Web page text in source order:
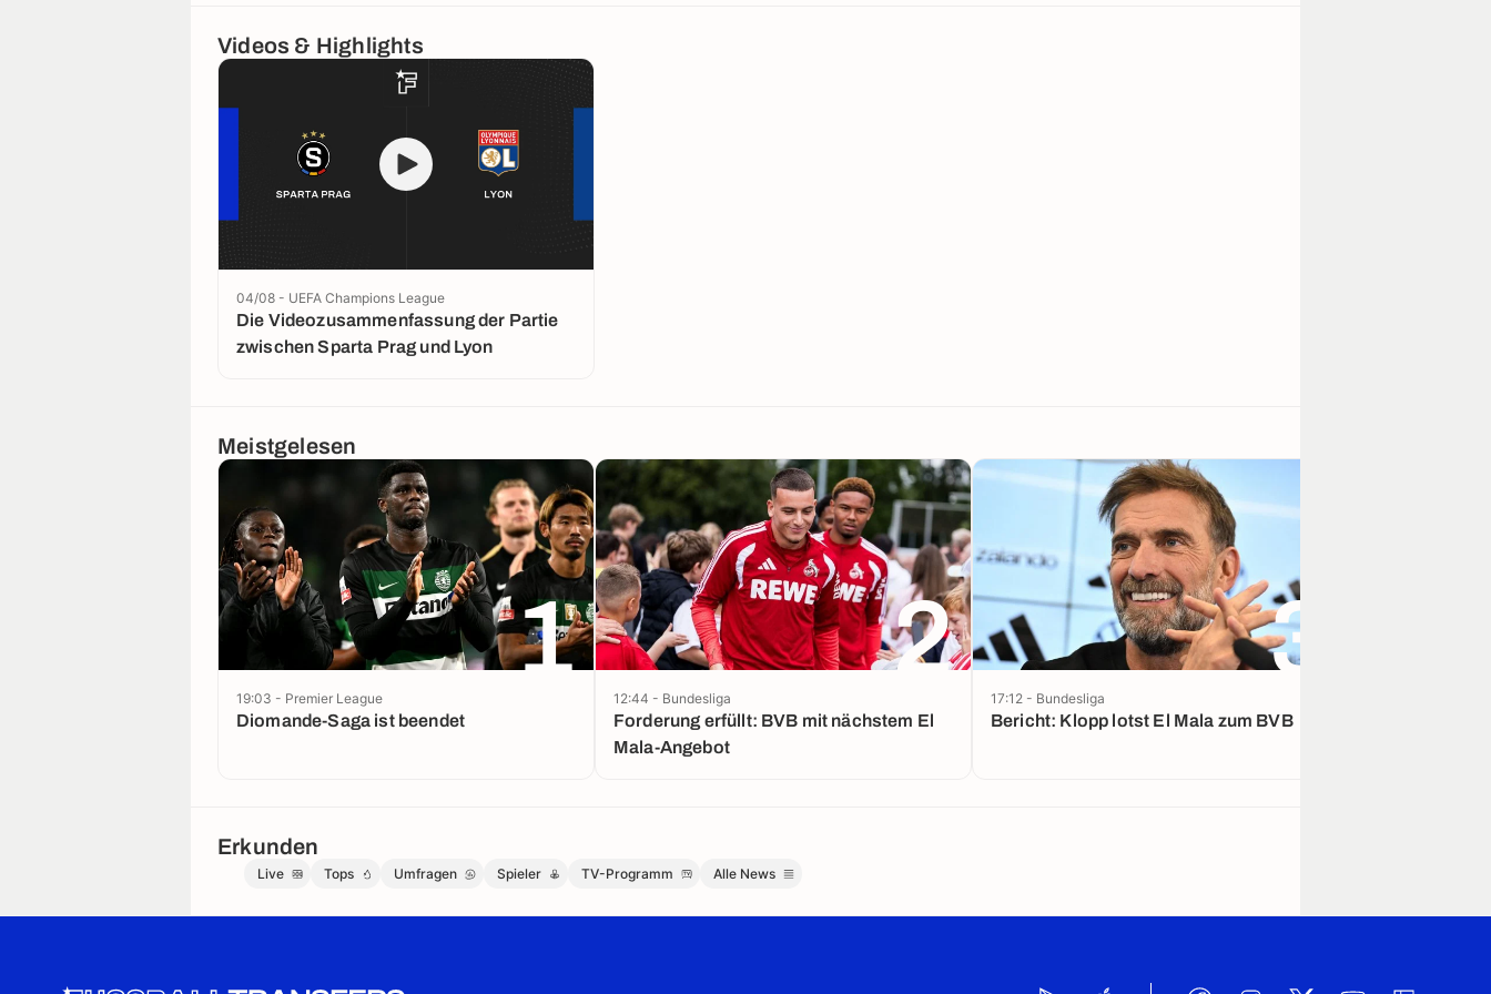
Videos & Highlights
Die Videozusammenfassung der Partie
zwischen Sparta Prag und Lyon
04/08 - UEFA Champions League
Meistgelesen
1
Diomande-Saga ist beendet
19:03 - Premier League
2
Forderung erfüllt: BVB mit nächstem El
Mala-Angebot
12:44 - Bundesliga
3
Bericht: Klopp lotst El Mala zum BVB
17:12 - Bundesliga
Erkunden
Live Tops Umfragen Spieler TV-Programm Alle News